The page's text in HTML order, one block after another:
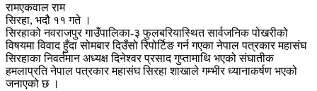
रामएकवाल राम
सिरहा, भदौ ११ गते ।
सिरहाको नवराजपुर गाउँपालिका-३ फुलबरियास्थित सार्वजनिक पोखरीको
विषयमा विवाद हुँदा सोमबार दिउँसो रिपोर्टिङ गर्न गएका नेपाल पत्रकार महासंघ
सिरहाका निवर्तमान अध्यक्ष दिनेश्वर प्रसाद गुप्तामाथि भएको संघातीक
हमलाप्रति नेपाल पत्रकार महासंघ सिरहा शाखाले गम्भीर ध्यानाकर्षण भएको
जनाएको छ ।